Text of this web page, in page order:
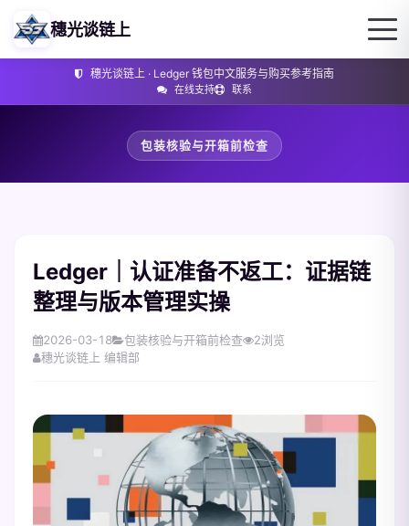
穗光谈链上 · Ledger 钱包中文服务与购买参考指南
在线支持 联系
穗光谈链上
包装核验与开箱前检查
Ledger｜认证准备不返工：证据链
整理与版本管理实操
2026-03-18 包装核验与开箱前检查 2浏览
穗光谈链上 编辑部